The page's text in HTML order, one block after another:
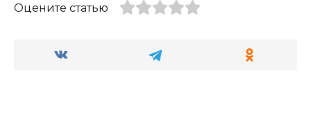
Оцените статью